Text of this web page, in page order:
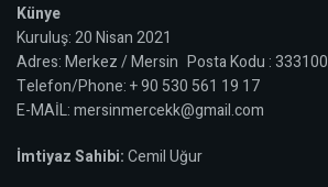
Künye
Kuruluş: 20 Nisan 2021
Adres: Merkez / Mersin Posta Kodu : 333100
Telefon/Phone: + 90 530 561 19 17
E-MAİL: mersinmercekk@gmail.com
İmtiyaz Sahibi:Cemil Uğur